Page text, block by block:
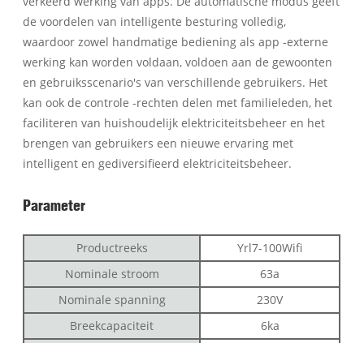
de voordelen van intelligente besturing volledig,
waardoor zowel handmatige bediening als app -externe
werking kan worden voldaan, voldoen aan de gewoonten
en gebruiksscenario's van verschillende gebruikers. Het
kan ook de controle -rechten delen met familieleden, het
faciliteren van huishoudelijk elektriciteitsbeheer en het
brengen van gebruikers een nieuwe ervaring met
intelligent en gediversifieerd elektriciteitsbeheer.
Parameter
Productreeks
Yrl7-100Wifi
Nominale stroom
63a
Nominale spanning
230V
Breekcapaciteit
6ka